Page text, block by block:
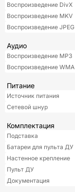
Воспроизведение DivX
Воспроизведение MKV
Воспроизведение JPEG
Аудио
Воспроизведение MP3
Воспроизведение WMA
Питание
Источник питания
Сетевой шнур
Комплектация
Подставка
Батареи для пульта ДУ
Настенное крепление
Пульт ДУ
Документация